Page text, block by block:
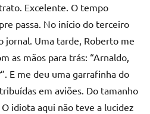
Excelente. O tempo
passa. No início do terceiro
jornal. Uma tarde, Roberto me
as mãos para trás: “Arnaldo,
E me deu uma garrafinha do
em aviões. Do tamanho
idiota aqui não teve a lucidez